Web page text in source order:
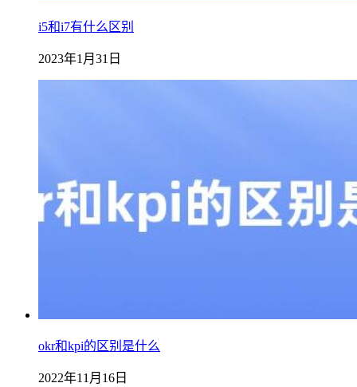
i5和i7有什么区别
2023年1月31日
okr和kpi的区别是什么
2022年11月16日